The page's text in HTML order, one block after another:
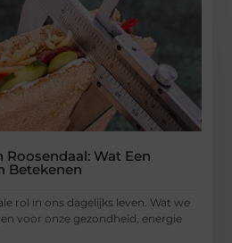
Roosendaal: Wat Een
Betekenen
rol in ons dagelijks leven. Wat we
voor onze gezondheid, energie